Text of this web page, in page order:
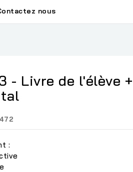
nous
- Livre de l'élève +
: